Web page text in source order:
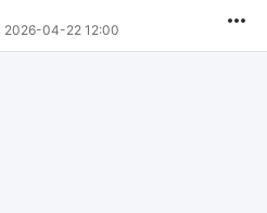
2026-04-22 12:00